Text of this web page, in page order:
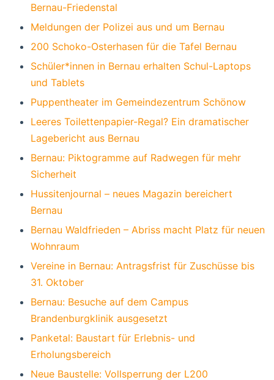
Bernau-Friedenstal
Meldungen der Polizei aus und um Bernau
200 Schoko-Osterhasen für die Tafel Bernau
Schüler*innen in Bernau erhalten Schul-Laptops
und Tablets
Puppentheater im Gemeindezentrum Schönow
Leeres Toilettenpapier-Regal? Ein dramatischer
Lagebericht aus Bernau
Bernau: Piktogramme auf Radwegen für mehr
Sicherheit
Hussitenjournal – neues Magazin bereichert
Bernau
Bernau Waldfrieden – Abriss macht Platz für neuen
Wohnraum
Vereine in Bernau: Antragsfrist für Zuschüsse bis
31. Oktober
Bernau: Besuche auf dem Campus
Brandenburgklinik ausgesetzt
Panketal: Baustart für Erlebnis- und
Erholungsbereich
Neue Baustelle: Vollsperrung der L200